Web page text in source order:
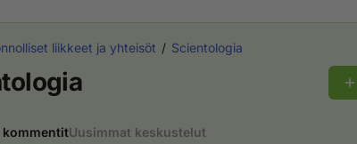
liikkeet ja yhteisöt Scientologia
kommentitUusimmat keskustelut